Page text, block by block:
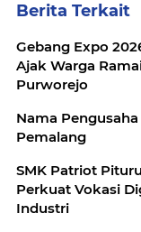
Berita Terkait
Gebang Expo
Ajak Warga
Purworejo
Nama
Pemalang
SMK Patriot
Perkuat Vokasi
Industri